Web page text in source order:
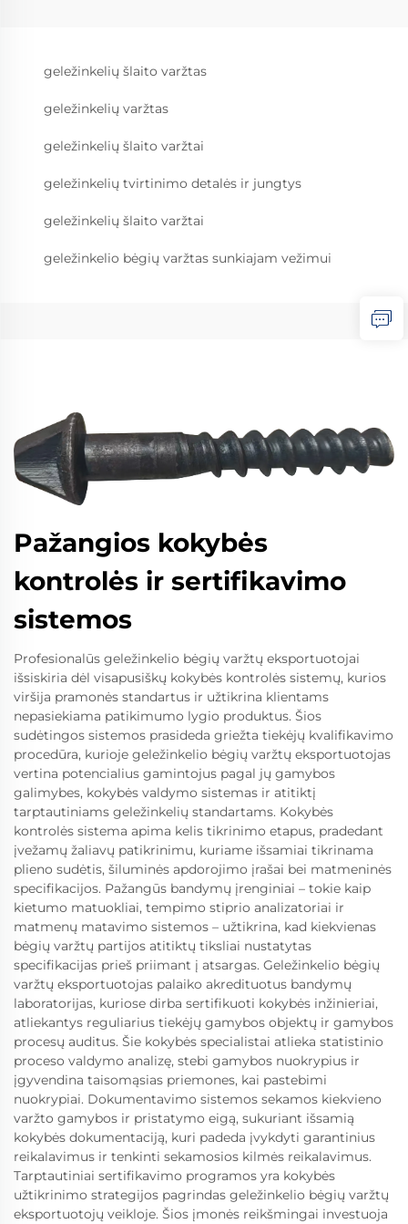
geležinkelių šlaito varžtas
geležinkelių varžtas
geležinkelių šlaito varžtai
geležinkelių tvirtinimo detalės ir jungtys
geležinkelių šlaito varžtai
geležinkelio bėgių varžtas sunkiajam vežimui
Pažangios kokybės
kontrolės ir sertifikavimo
sistemos
Profesionalūs geležinkelio bėgių varžtų eksportuotojai
išsiskiria dėl visapusiškų kokybės kontrolės sistemų, kurios
viršija pramonės standartus ir užtikrina klientams
nepasiekiama patikimumo lygio produktus. Šios
sudėtingos sistemos prasideda griežta tiekėjų kvalifikavimo
procedūra, kurioje geležinkelio bėgių varžtų eksportuotojas
vertina potencialius gamintojus pagal jų gamybos
galimybes, kokybės valdymo sistemas ir atitiktį
tarptautiniams geležinkelių standartams. Kokybės
kontrolės sistema apima kelis tikrinimo etapus, pradedant
įvežamų žaliavų patikrinimu, kuriame išsamiai tikrinama
plieno sudėtis, šiluminės apdorojimo įrašai bei matmeninės
specifikacijos. Pažangūs bandymų įrenginiai – tokie kaip
kietumo matuokliai, tempimo stiprio analizatoriai ir
matmenų matavimo sistemos – užtikrina, kad kiekvienas
bėgių varžtų partijos atitiktų tiksliai nustatytas
specifikacijas prieš priimant į atsargas. Geležinkelio bėgių
varžtų eksportuotojas palaiko akredituotus bandymų
laboratorijas, kuriose dirba sertifikuoti kokybės inžinieriai,
atliekantys reguliarius tiekėjų gamybos objektų ir gamybos
procesų auditus. Šie kokybės specialistai atlieka statistinio
proceso valdymo analizę, stebi gamybos nuokrypius ir
įgyvendina taisomąsias priemones, kai pastebimi
nuokrypiai. Dokumentavimo sistemos sekamos kiekvieno
varžto gamybos ir pristatymo eigą, sukuriant išsamią
kokybės dokumentaciją, kuri padeda įvykdyti garantinius
reikalavimus ir tenkinti sekamosios kilmės reikalavimus.
Tarptautiniai sertifikavimo programos yra kokybės
užtikrinimo strategijos pagrindas geležinkelio bėgių varžtų
eksportuotojų veikloje. Šios įmonės reikšmingai investuoja